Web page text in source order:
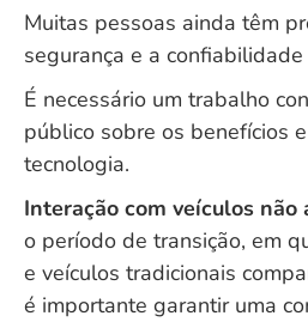
Muitas pessoas ainda têm
segurança e a
É necessário um trabalho
público sobre os benefícios
tecnologia.
Interação com veículos não
o período de transição, em
e veículos tradicionais
é importante garantir uma